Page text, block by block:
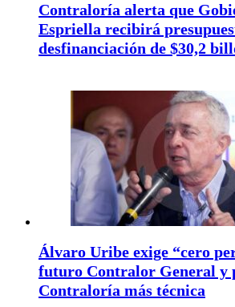
Contraloría alerta que
Espriella recibirá
desfinanciación de $30,2
Álvaro Uribe exige “cero
futuro Contralor General y
Contraloría más técnica